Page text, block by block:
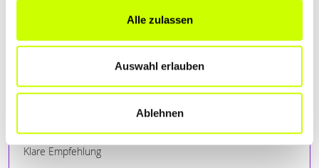
Alle zulassen
Auswahl erlauben
Ablehnen
★★★★★
Schnelle Hilfe und sehr gute Beratung. Einbau Fenster 3fach
Team. Vielen Dank. Kann ich nur empfehlen.
– 14.12.2023
★★★★★
Klare Empfehlung